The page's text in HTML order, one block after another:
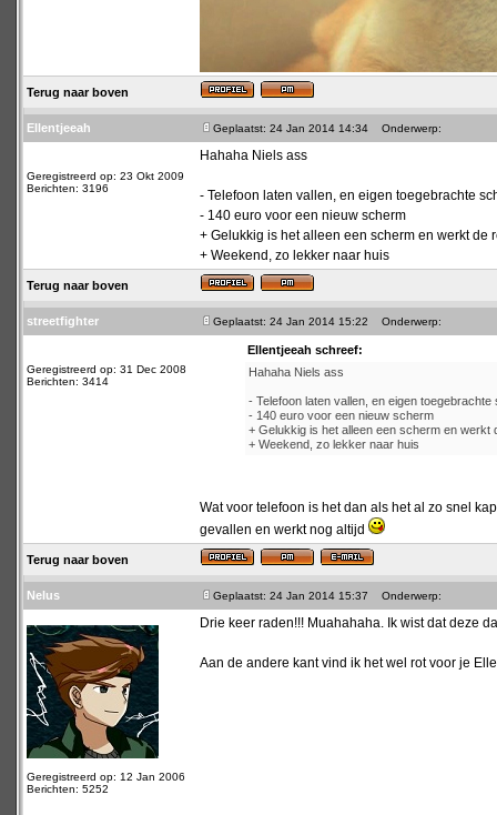
Terug naar boven
Ellentjeeah Geplaatst: 24 Jan 2014 14:34 Onderwerp:
Geregistreerd op: 23 Okt 2009
Berichten: 3196
Hahaha Niels ass
- Telefoon laten vallen, en eigen toegebrachte
- 140 euro voor een nieuw scherm
+ Gelukkig is het alleen een scherm en werkt de
+ Weekend, zo lekker naar huis
Terug naar boven
streetfighter Geplaatst: 24 Jan 2014 15:22 Onderwerp:
Geregistreerd op: 31 Dec 2008
Berichten: 3414
Ellentjeeah schreef:
Hahaha Niels ass
- Telefoon laten vallen, en eigen
- 140 euro voor een nieuw scherm
+ Gelukkig is het alleen een scherm en werkt
+ Weekend, zo lekker naar huis
Wat voor telefoon is het dan als het al zo snel
gevallen en werkt nog altijd
Terug naar boven
Nelus Geplaatst: 24 Jan 2014 15:37 Onderwerp:
Geregistreerd op: 12 Jan 2006
Berichten: 5252
Drie keer raden!!! Muahahaha. Ik wist dat deze
Aan de andere kant vind ik het wel rot voor je